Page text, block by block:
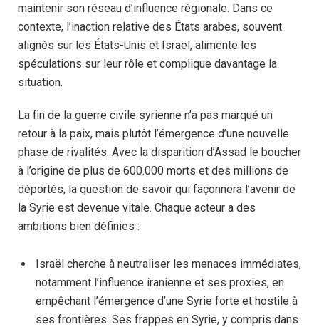
maintenir son réseau d’influence régionale. Dans ce
contexte, l’inaction relative des États arabes, souvent
alignés sur les États-Unis et Israël, alimente les
spéculations sur leur rôle et complique davantage la
situation.
La fin de la guerre civile syrienne n’a pas marqué un
retour à la paix, mais plutôt l’émergence d’une nouvelle
phase de rivalités. Avec la disparition d’Assad le boucher
à l’origine de plus de 600.000 morts et des millions de
déportés, la question de savoir qui façonnera l’avenir de
la Syrie est devenue vitale. Chaque acteur a des
ambitions bien définies :
Israël cherche à neutraliser les menaces immédiates,
notamment l’influence iranienne et ses proxies, en
empêchant l’émergence d’une Syrie forte et hostile à
ses frontières. Ses frappes en Syrie, y compris dans